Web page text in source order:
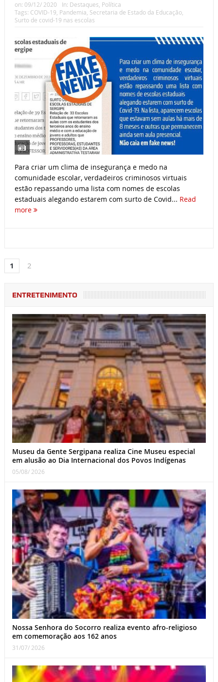
on: 09/12/ 2020 In: Destaques Política
Tags: COVID-19 Pandemia Secretaria de Estado da Educação,
Surto de covid-19 nas escolas
Para criar um clima de insegurança e medo na
comunidade escolar, verdadeiros criminosos virtuais
estão repassando uma lista com nomes de escolas
estaduais alegando estarem com surto de Covid... Read
more
1 2
ENTRETENIMENTO
Museu da Gente Sergipana realiza Cine Museu especial
em alusão ao Dia Internacional dos Povos Indígenas
05/08/ 2026
Nossa Senhora do Socorro realiza evento afro-religioso
em comemoração aos 162 anos
31/07/ 2026